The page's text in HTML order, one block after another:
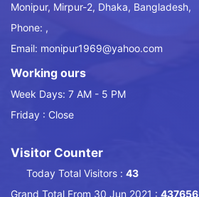
Monipur, Mirpur-2, Dhaka, Bangladesh,
Phone: ,
Email: monipur1969@yahoo.com
Working ours
Week Days: 7 AM - 5 PM
Friday : Close
Visitor Counter
Today Total Visitors : 43
Grand Total From 30 Jun 2021 : 437656